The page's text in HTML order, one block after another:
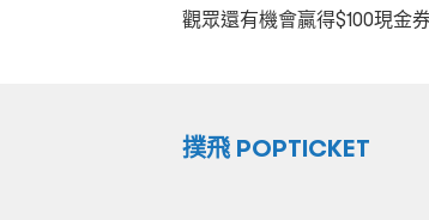
觀眾還有機會贏得$100現金
撲飛 POPTICKET